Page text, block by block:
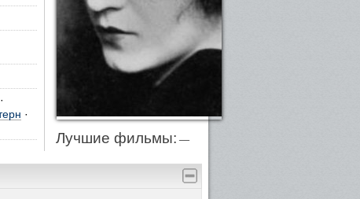
·
·
Лучшие фильмы: —